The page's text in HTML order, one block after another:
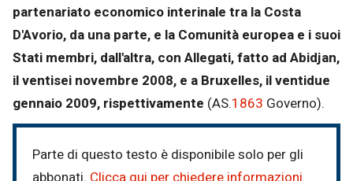
partenariato economico interinale tra la Costa
D'Avorio, da una parte, e la Comunità europea e i suoi
Stati membri, dall'altra, con Allegati, fatto ad Abidjan,
il ventisei novembre 2008, e a Bruxelles, il ventidue
gennaio 2009, rispettivamente (AS.1863 Governo).
Parte di questo testo è disponibile solo per gli